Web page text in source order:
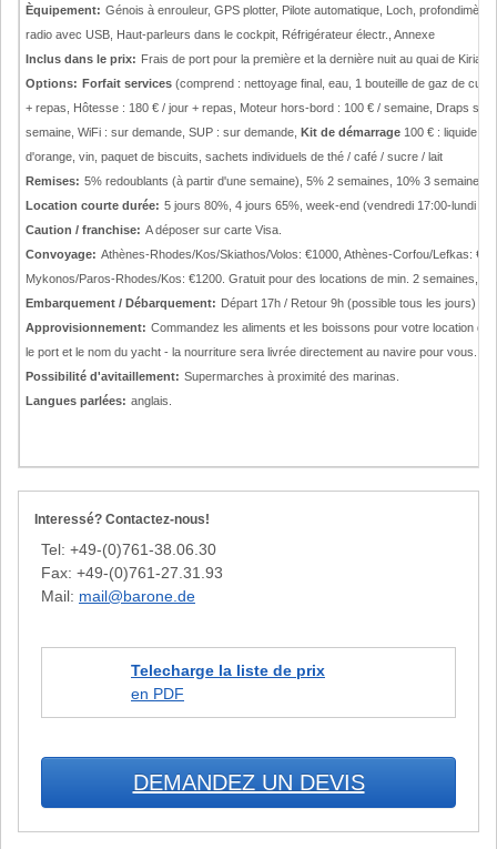
Èquipement: Génois à enrouleur, GPS plotter, Pilote automatique, Loch,
radio avec USB, Haut-parleurs dans le cockpit, Réfrigérateur électr., Annexe
Inclus dans le prix: Frais de port pour la première et la dernière nuit au quai de
Options: Forfait services (comprend : nettoyage final, eau, 1 bouteille de gaz de
+ repas, Hôtesse : 180 € / jour + repas, Moteur hors-bord : 100 € / semaine, Draps
semaine, WiFi : sur demande, SUP : sur demande, Kit de démarrage 100 € : liquide
d'orange, vin, paquet de biscuits, sachets individuels de thé / café / sucre / lait
Remises: 5% redoublants (à partir d'une semaine), 5% 2 semaines, 10% 3 semaines,
Location courte durée: 5 jours 80%, 4 jours 65%, week-end (vendredi 17:00-lundi
Caution / franchise: A déposer sur carte Visa.
Convoyage: Athènes-Rhodes/Kos/Skiathos/Volos: €1000, Athènes-Corfou/Lefkas:
Mykonos/Paros-Rhodes/Kos: €1200. Gratuit pour des locations de min. 2 semaines,
Embarquement / Débarquement: Départ 17h / Retour 9h (possible tous les jours)
Approvisionnement: Commandez les aliments et les boissons pour votre location
le port et le nom du yacht - la nourriture sera livrée directement au navire pour vous.
Possibilité d'avitaillement: Supermarches à proximité des marinas.
Langues parlées: anglais.
Interessé? Contactez-nous!
Tel: +49-(0)761-38.06.30
Fax: +49-(0)761-27.31.93
Mail: mail@barone.de
Telecharge la liste de prix
en PDF
DEMANDEZ UN DEVIS